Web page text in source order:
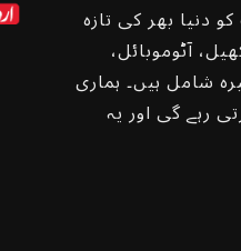
دنیا بھر کی تازہ
آٹوموبائل،
شامل ہیں۔ ہماری
رہے گی اور یہ